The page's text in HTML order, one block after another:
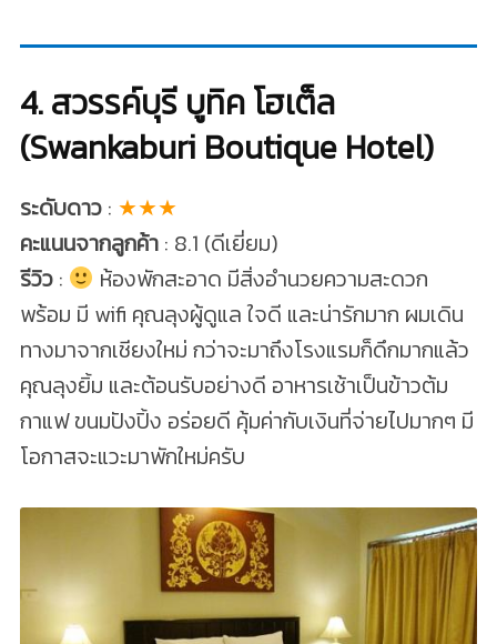
4. สวรรค์บุรี บูทิค โฮเต็ล
(Swankaburi Boutique Hotel)
ระดับดาว: ★★★
คะแนนจากลูกค้า: 8.1 (ดีเยี่ยม)
รีวิว:
ห้องพักสะอาด มีสิ่งอำนวยความสะดวก
พร้อม มี wifi คุณลุงผู้ดูแล ใจดี และน่ารักมาก ผมเดิน
ทางมาจากเชียงใหม่ กว่าจะมาถึงโรงแรมก็ดึกมากแล้ว
คุณลุงยิ้ม และต้อนรับอย่างดี อาหารเช้าเป็นข้าวต้ม
กาแฟ ขนมปังปิ้ง อร่อยดี คุ้มค่ากับเงินที่จ่ายไปมากๆ มี
โอกาสจะแวะมาพักใหม่ครับ